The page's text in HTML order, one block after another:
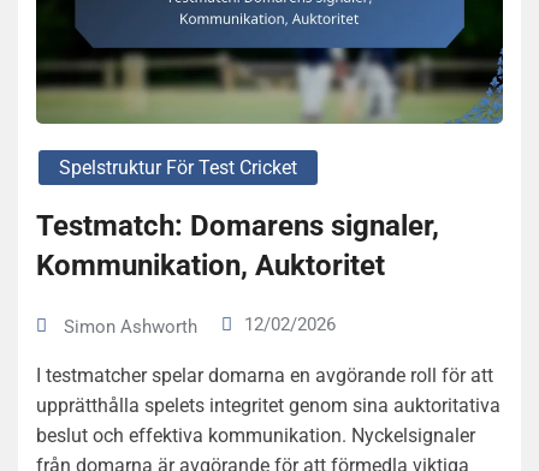
Spelstruktur För Test Cricket
Testmatch: Domarens signaler,
Kommunikation, Auktoritet
Simon Ashworth 12/02/2026
I testmatcher spelar domarna en avgörande roll för att
upprätthålla spelets integritet genom sina auktoritativa
beslut och effektiva kommunikation. Nyckelsignaler
från domarna är avgörande för att förmedla viktiga